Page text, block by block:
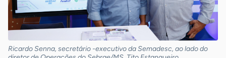
Ricardo Senna, secretário -executivo da Semadesc, ao lado do